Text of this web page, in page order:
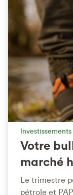
Investissements
Votre
marché
Le trimestre
pétrole et